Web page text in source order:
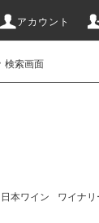
アカウント
検索画面
日本ワイン ワイナリ